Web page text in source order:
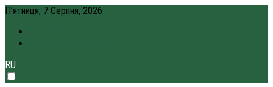
П’ятниця, 7 Серпня, 2026
RU